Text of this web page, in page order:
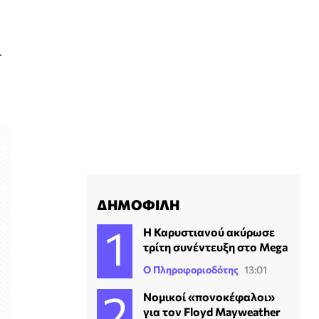
ΔΗΜΟΦΙΛΗ
Η Καρυστιανού ακύρωσε
τρίτη συνέντευξη στο Mega
Ο Πληροφοριοδότης 13:01
Νομικοί «πονοκέφαλοι»
για τον Floyd Mayweather